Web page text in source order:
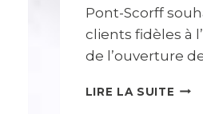
Pont-Scorff
clients fidèles à
de l’ouverture
LIRE LA SUITE UN